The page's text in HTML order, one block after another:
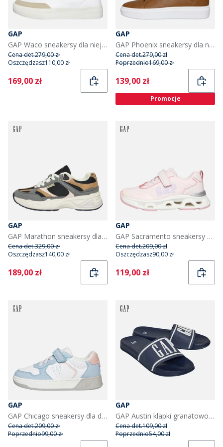
GAP
GAP Waco sneakersy dla niej kolor White Leopard
Cena det.279,00 zł
Oszczędzasz110,00 zł
Current
169,00 zł
GAP
GAP Phoenix sneakersy dla niego kolor Cognac
Cena det.279,00 zł
Poprzednio169,00 zł
Current
139,00 zł
Promocje
GAP
GAP Marathon sneakersy dla niej kolor Czarny
Cena det.329,00 zł
Oszczędzasz140,00 zł
Current
189,00 zł
GAP
GAP Sacramento sneakersy dla dziewczynki kolor Light Pink Magenta
Cena det.209,00 zł
Oszczędzasz90,00 zł
Current
119,00 zł
GAP
GAP Chicago sneakersy dla dziewczynki Bleach Blue/White/Pink kolor Bleach Blue White Pink
Cena det.209,00 zł
Poprzednio99,00 zł
GAP
GAP Austin klapki granatowo-białe dla chłopca kolor Navy White
Cena det.109,00 zł
Poprzednio54,00 zł